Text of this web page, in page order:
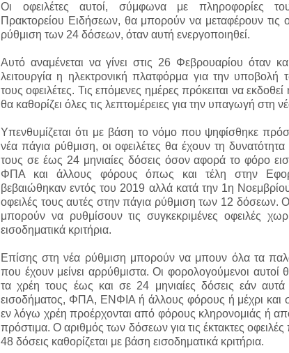
Οι οφειλέτες αυτοί, σύμφωνα με πληροφορίες του
Πρακτορείου Ειδήσεων, θα μπορούν να μεταφέρουν τις
ρύθμιση των 24 δόσεων, όταν αυτή ενεργοποιηθεί.
Αυτό αναμένεται να γίνει στις 26 Φεβρουαρίου όταν
λειτουργία η ηλεκτρονική πλατφόρμα για την υποβολή
τους οφειλέτες. Τις επόμενες ημέρες πρόκειται να
θα καθορίζει όλες τις λεπτομέρειες για την υπαγωγή στη
Υπενθυμίζεται ότι με βάση το νόμο που ψηφίσθηκε
νέα πάγια ρύθμιση, οι οφειλέτες θα έχουν τη
τους σε έως 24 μηνιαίες δόσεις όσον αφορά το φόρο
ΦΠΑ και άλλους φόρους όπως και τέλη στην
βεβαιώθηκαν εντός του 2019 αλλά κατά την 1η Νοεμβρίου
οφειλές τους αυτές στην πάγια ρύθμιση των 12 δόσεων.
μπορούν να ρυθμίσουν τις συγκεκριμένες οφειλές
εισοδηματικά κριτήρια.
Επίσης στη νέα ρύθμιση μπορούν να μπουν όλα τα
που έχουν μείνει αρρύθμιστα. Οι φορολογούμενοι
τα χρέη τους έως και σε 24 μηνιαίες δόσεις εάν
εισοδήματος, ΦΠΑ, ΕΝΦΙΑ ή άλλους φόρους ή μέχρι και
εν λόγω χρέη προέρχονται από φόρους κληρονομιάς ή
πρόστιμα. Ο αριθμός των δόσεων για τις έκτακτες
48 δόσεις καθορίζεται με βάση εισοδηματικά κριτήρια.